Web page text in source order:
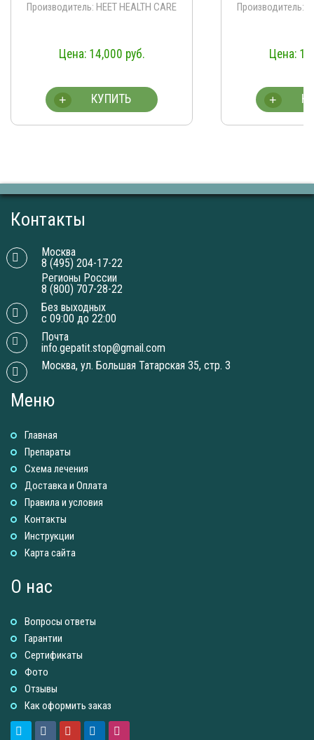
HEET HEALTH CARE
14,000руб.
КУПИТЬ
Производитель: HEET HEALTH
14,000руб.
КУПИТЬ
Контакты
Москва
8 (495) 204-17-22
Регионы России
8 (800) 707-28-22
Без выходных
с 09:00 до 22:00
Почта
info.gepatit.stop@gmail.com
Москва, ул. Большая Татарская 35, стр. 3
Меню
Главная
Препараты
Схема лечения
Доставка и Оплатa
Правила и условия
Контакты
Инструкции
Карта сайта
О нас
Вопросы ответы
Гарантии
Сертификаты
Фото
Отзывы
Как оформить заказ